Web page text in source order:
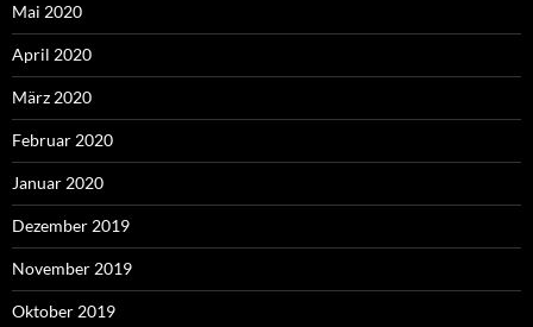
Mai 2020
April 2020
März 2020
Februar 2020
Januar 2020
Dezember 2019
November 2019
Oktober 2019